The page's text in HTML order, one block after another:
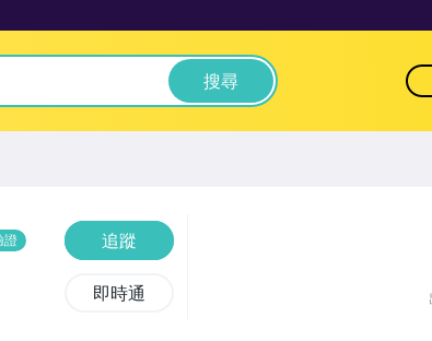
搜尋
證 追蹤
即時通